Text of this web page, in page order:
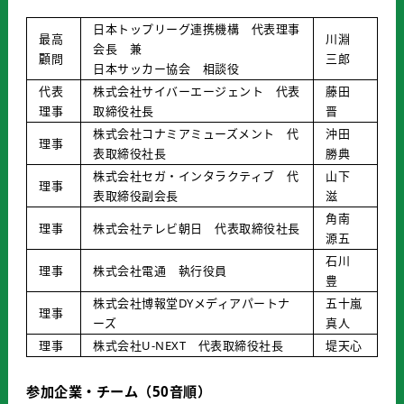
最高
顧問
日本トップリーグ連携機構 代表理事
会長 兼
日本サッカー協会 相談役
川淵
三郎
代表
理事
株式会社サイバーエージェント 代表
取締役社長
藤田
晋
理事
株式会社コナミアミューズメント 代
表取締役社長
沖田
勝典
理事
株式会社セガ・インタラクティブ 代
表取締役副会長
山下
滋
理事
株式会社テレビ朝日 代表取締役社長
角南
源五
理事
株式会社電通 執行役員
石川
豊
理事
株式会社博報堂DYメディアパートナ
ーズ
五十嵐
真人
理事
株式会社U-NEXT 代表取締役社長 堤天心
参加企業・チーム（50音順）